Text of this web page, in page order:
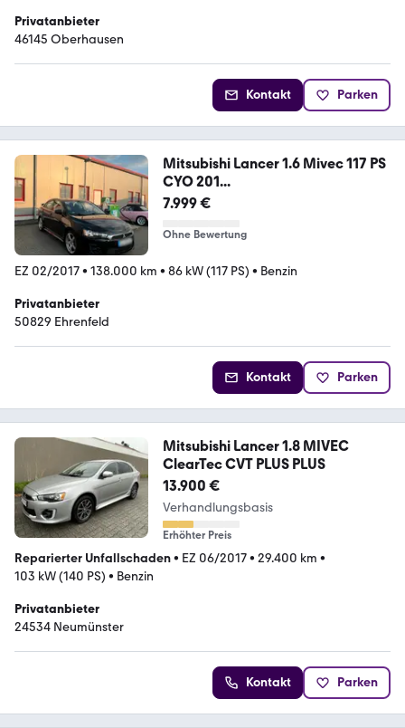
Privatanbieter
46145 Oberhausen
Kontakt Parken
Mitsubishi Lancer 1.6 Mivec 117 PS
CYO 201...
7.999 €
Ohne Bewertung
EZ 02/2017• 138.000 km • 86 kW (117 PS) • Benzin
Privatanbieter
50829 Ehrenfeld
Kontakt Parken
Mitsubishi Lancer 1.8 MIVEC
ClearTec CVT PLUS PLUS
13.900 €
Verhandlungsbasis
Erhöhter Preis
Reparierter Unfallschaden• EZ 06/2017• 29.400 km •
103 kW (140 PS) • Benzin
Privatanbieter
24534 Neumünster
Kontakt Parken